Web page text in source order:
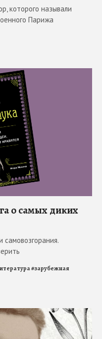
которого называли
Парижа
о самых диких
#зарубежная